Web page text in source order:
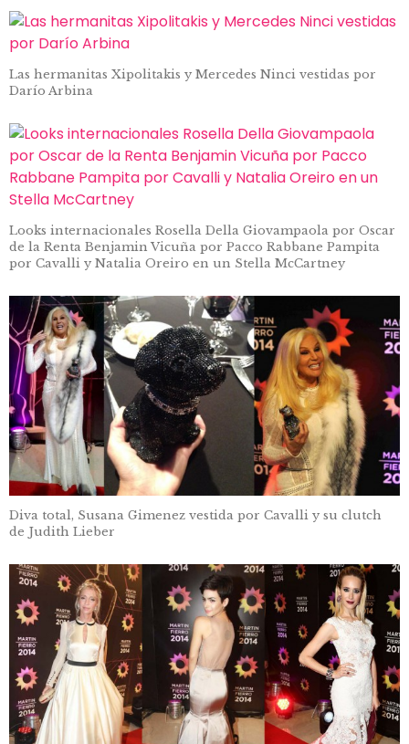
Las hermanitas Xipolitakis y Mercedes Ninci vestidas por
Darío Arbina
Looks internacionales Rosella Della Giovampaola por Oscar
de la Renta Benjamin Vicuña por Pacco Rabbane Pampita
por Cavalli y Natalia Oreiro en un Stella McCartney
Diva total, Susana Gimenez vestida por Cavalli y su clutch
de Judith Lieber